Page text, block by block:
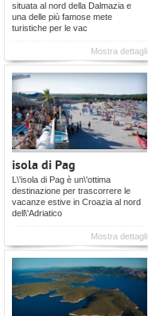
situata al nord della Dalmazia e
una delle più famose mete
turistiche per le vac
Mostra dettagli
isola di Pag
L\'isola di Pag è un\'ottima
destinazione per trascorrere le
vacanze estive in Croazia al nord
dell\'Adriatico
Mostra dettagli